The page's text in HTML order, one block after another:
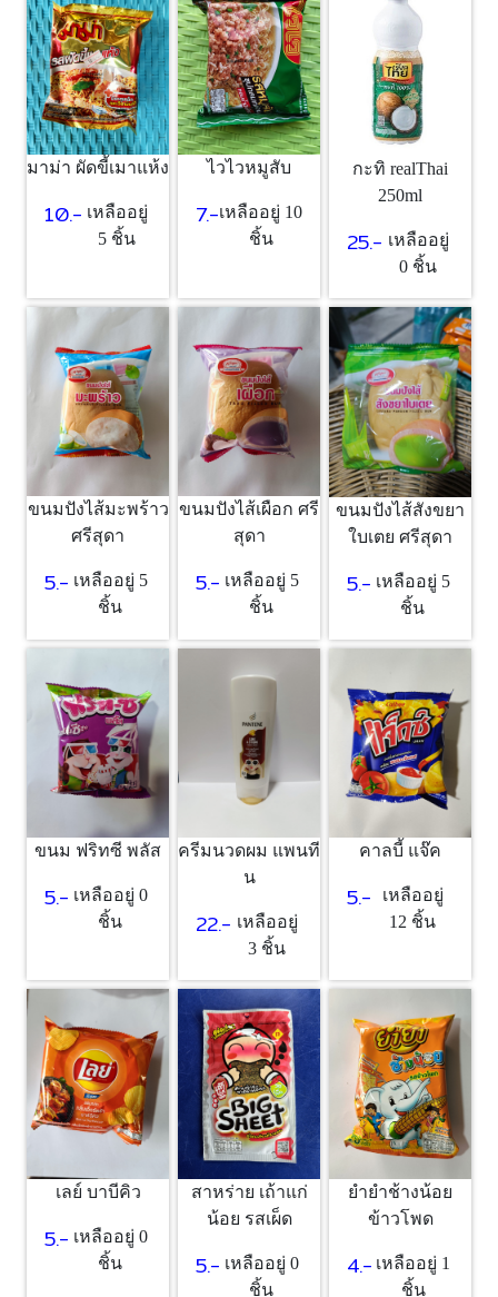
มาม่า ผัดขี้เมาแห้ง
10.- เหลืออยู่
5 ชิ้น
ไวไวหมูสับ
7.-เหลืออยู่ 10
ชิ้น
กะทิ realThai
250ml
25.- เหลืออยู่
0 ชิ้น
ขนมปังไส้มะพร้าว
ศรีสุดา
5.- เหลืออยู่ 5
ชิ้น
ขนมปังไส้เผือก ศรี
สุดา
5.- เหลืออยู่ 5
ชิ้น
ขนมปังไส้สังขยา
ใบเตย ศรีสุดา
5.- เหลืออยู่ 5
ชิ้น
ขนม ฟริทซี พลัส
5.- เหลืออยู่ 0
ชิ้น
ครีมนวดผม แพนที
น
22.- เหลืออยู่
3 ชิ้น
คาลบี้ แจ๊ค
5.-
เหลืออยู่
12 ชิ้น
เลย์ บาบีคิว
5.- เหลืออยู่ 0
ชิ้น
สาหร่าย เถ้าแก่
น้อย รสเผ็ด
5.- เหลืออยู่ 0
ชิ้น
ยำยำช้างน้อย
ข้าวโพด
4.- เหลืออยู่ 1
ชิ้น